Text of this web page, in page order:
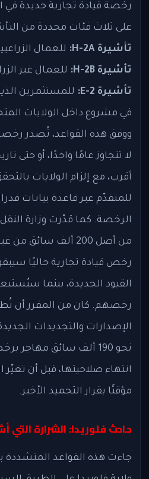
رخصة قيادة تجارية جديدة في
على ثلاث فئات محددة من
تأشيرة H-2A:
للعمال
تأشيرة H-2B:
للعمال غير
تأشيرة E-2:
للمستثمرين
في مشروع داخل الولايات
ووفق هذه القواعد، تُصدر رخصة
لا تتجاوز عامًا واحدًا، أو حتى
أقرب، مع إلزام الولايات
للمتقدّم عبر قاعدة بيانات
من أصل 200 ألف
رخص قيادة تجارية حاليًا
القيود الجديدة، بينما
رخصهم. كان من المقرر أن
الإصدارات والتجديدات
نحو 190 ألف سائق
انتهاء صلاحيتها، قبل أن
مؤقتًا بقرار التجميد الأخير.
حادث فلوريدا: الشرارة
جاءت هذه القواعد